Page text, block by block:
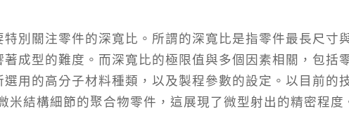
別關注零件的深寬比。所謂的深寬比是指零件最長尺寸
成型的難度。而深寬比的極限值與多個因素相關，包括
用的高分子材料種類，以及製程參數的設定。以目前的
米結構細節的聚合物零件，這展現了微型射出的精密程度